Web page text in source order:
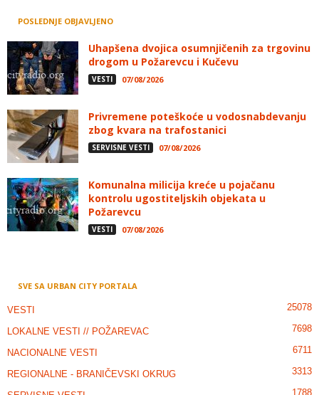
POSLEDNJE OBJAVLJENO
Uhapšena dvojica osumnjičenih za trgovinu
drogom u Požarevcu i Kučevu
VESTI 07/08/2026
Privremene poteškoće u vodosnabdevanju
zbog kvara na trafostanici
SERVISNE VESTI 07/08/2026
Komunalna milicija kreće u pojačanu
kontrolu ugostiteljskih objekata u
Požarevcu
VESTI 07/08/2026
SVE SA URBAN CITY PORTALA
VESTI 25078
LOKALNE VESTI // POŽAREVAC 7698
NACIONALNE VESTI 6711
REGIONALNE - BRANIČEVSKI OKRUG 3313
1788